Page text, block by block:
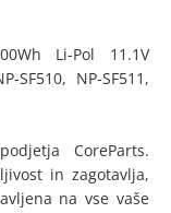
Li-Pol 11.1V
SF510, NP-SF511,
CoreParts.
in zagotavlja,
na vse vaše